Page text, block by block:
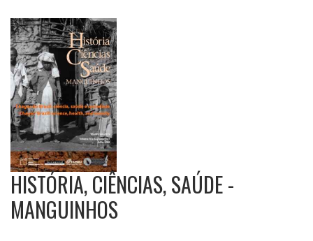
HISTÓRIA, CIÊNCIAS, SAÚDE -
MANGUINHOS